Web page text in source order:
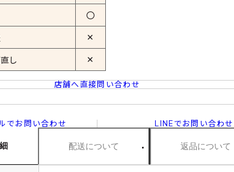
〇
✕
し ✕
店舗へ直接問い合わせ
でお問い合わせ LINEでお問い合わせ
配送について 返品について